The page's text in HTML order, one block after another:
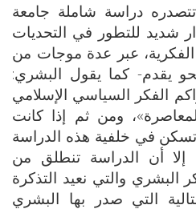
دراسة شاملة جامعة
شديد للتطور في التحديات
عبر عدة موجات من
يقدم- كما يقول البشري:
الفكر السياسي الإسلامي
ومن ثم إذا كانت
في خلفية هذه الدراسة
إلا أن الدراسة تنطلق من
البشري والتي نعيد التذكرة
التي صدر بها البشري